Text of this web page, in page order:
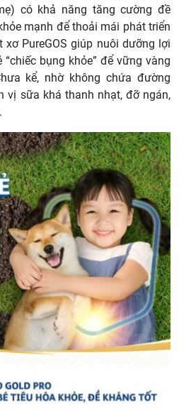
có khả năng tăng cường đề
mạnh để thoải mái phát triển
PureGOS giúp nuôi dưỡng lợi
bụng khỏe” để vững vàng
kể, nhờ không chứa đường
vị sữa khá thanh nhạt, đỡ ngán,